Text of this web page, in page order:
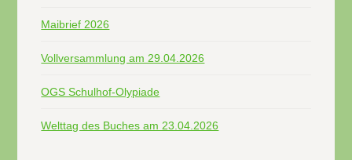
Maibrief 2026
Vollversammlung am 29.04.2026
OGS Schulhof-Olypiade
Welttag des Buches am 23.04.2026